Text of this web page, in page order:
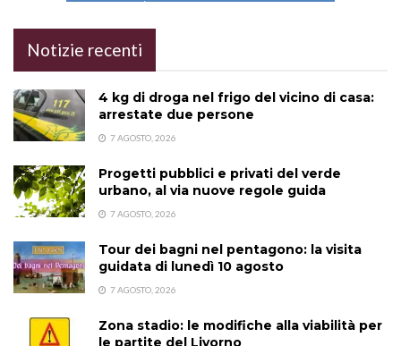
Notizie recenti
4 kg di droga nel frigo del vicino di casa:
arrestate due persone
7 AGOSTO, 2026
Progetti pubblici e privati del verde
urbano, al via nuove regole guida
7 AGOSTO, 2026
Tour dei bagni nel pentagono: la visita
guidata di lunedì 10 agosto
7 AGOSTO, 2026
Zona stadio: le modifiche alla viabilità per